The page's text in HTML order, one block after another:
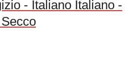
- Italiano Italiano -